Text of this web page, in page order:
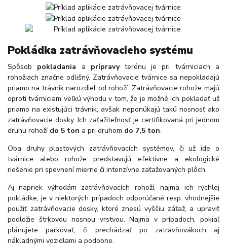
Pokládka zatrávňovacieho systému
Spôsob pokladania a prípravy terénu je pri tvárniciach a
rohožiach značne odlišný. Zatrávňovacie tvárnice sa nepokladajú
priamo na trávnik narozdiel od rohoží. Zatrávňovacie rohože majú
oproti tvárniciam veľkú výhodu v tom, že je možné ich pokladať už
priamo na existujúci trávnik, avšak neponúkajú takú nosnosť ako
zatrávňovacie dosky. Ich zaťažiteľnosť je certifikovaná pri jednom
druhu rohožído 5 ton a pri druhom do 7,5 ton.
Oba druhy plastových zatrávňovacích systémov, či už ide o
tvárnice alebo rohože predstavujú efektívne a ekologické
riešenie pri spevnení mierne či intenzívne zaťažovaných plôch.
Aj napriek výhodám zatrávňovacích rohoží, najmä ich rýchlej
pokládke, je v niektorých prípadoch odporúčané resp. vhodnejšie
použiť zatrávňovacie dosky, ktoré znesú vyššiu záťaž, a upraviť
podložie štrkovou nosnou vrstvou. Najmä v prípadoch, pokiaľ
plánujete parkovať, či prechádzať po zatravňovákoch aj
nákladnými vozidlami a podobne.